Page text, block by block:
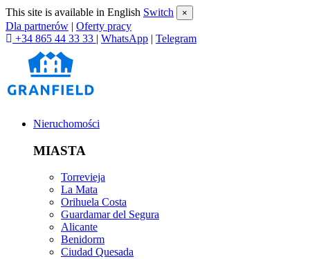
This site is available in English Switch ×
Dla partnerów | Oferty pracy
+34 865 44 33 33 | WhatsApp | Telegram
Nieruchomości
MIASTA
Torrevieja
La Mata
Orihuela Costa
Guardamar del Segura
Alicante
Benidorm
Ciudad Quesada